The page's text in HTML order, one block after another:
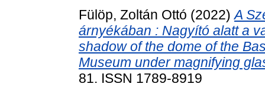
Fülöp, Zoltán Ottó (2022)A
árnyékában : Nagyító alatt a
shadow of the dome of the
Museum under magnifying
81. ISSN 1789-8919